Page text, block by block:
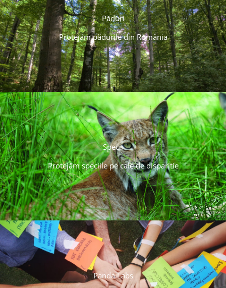
Păduri
Protejăm pădurile din România
Specii
Protejăm speciile pe cale de disparitie
Panda Labs